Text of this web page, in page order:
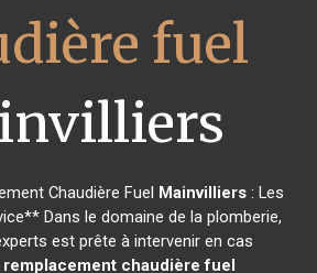
fuel
Chaudière Fuel Mainvilliers : Les
Dans le domaine de la plomberie,
est prête à intervenir en cas
chaudière fuel